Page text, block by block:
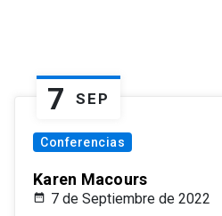
7 SEP
Conferencias
Karen Macours
7 de Septiembre de 2022